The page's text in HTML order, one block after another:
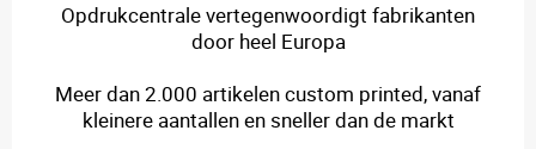
Opdrukcentrale vertegenwoordigt fabrikanten
door heel Europa
Meer dan 2.000 artikelen custom printed, vanaf
kleinere aantallen en sneller dan de markt